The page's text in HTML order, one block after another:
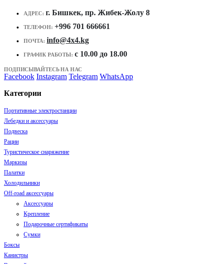
АДРЕС: г. Бишкек, пр. Жибек-Жолу 8
ТЕЛЕФОН: +996 701 666661
ПОЧТА: info@4x4.kg
ГРАФИК РАБОТЫ: c 10.00 до 18.00
ПОДПИСЫВАЙТЕСЬ НА НАС
Facebook Instagram Telegram WhatsApp
Категории
Портативные электростанции
Лебедки и аксессуары
Подвеска
Рации
Туристическое снаряжение
Маркизы
Палатки
Холодильники
Off-road аксессуары
Аксессуары
Крепление
Подарочные сертификаты
Сумки
Боксы
Канистры